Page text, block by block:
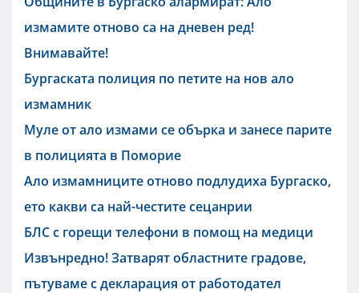
измамите отново са на дневен ред!
Внимавайте!
Бургаската полиция по петите на нов ало
измамник
Муле от ало измами се обърка и занесе парите
в полицията в Поморие
Ало измамниците отново подлудиха Бургаско,
ето какви са най-честите сецанрии
БЛС с горещи телефони в помощ на медици
Извънредно! Затварят областните градове,
пътуваме с декларация от работодател